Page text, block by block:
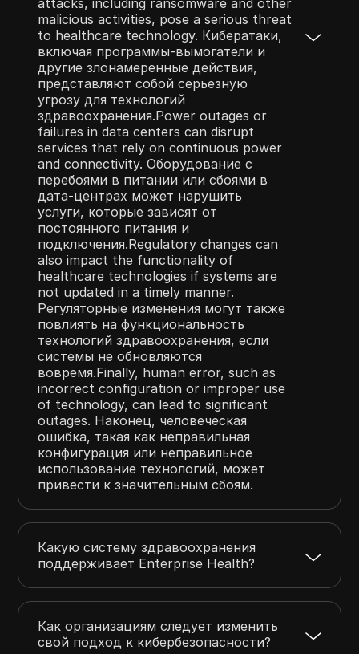
malicious activities, pose a serious threat
to healthcare technology. Кибератаки,
включая программы-вымогатели и
другие злонамеренные действия,
представляют собой серьезную
угрозу для технологий
здравоохранения.Power outages or
failures in data centers can disrupt
services that rely on continuous power
and connectivity. Оборудование с
перебоями в питании или сбоями в
дата-центрах может нарушить
услуги, которые зависят от
постоянного питания и
подключения.Regulatory changes can
also impact the functionality of
healthcare technologies if systems are
not updated in a timely manner.
Регуляторные изменения могут также
повлиять на функциональность
технологий здравоохранения, если
системы не обновляются
вовремя.Finally, human error, such as
incorrect configuration or improper use
of technology, can lead to significant
outages. Наконец, человеческая
ошибка, такая как неправильная
конфигурация или неправильное
использование технологий, может
привести к значительным сбоям.
Какую систему здравоохранения
поддерживает Enterprise Health?
Как организациям следует изменить
свой подход к кибербезопасности?